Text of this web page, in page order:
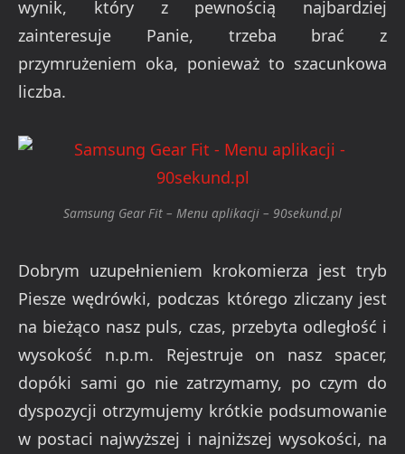
wynik, który z pewnością najbardziej
zainteresuje Panie, trzeba brać z
przymrużeniem oka, ponieważ to szacunkowa
liczba.
Samsung Gear Fit – Menu aplikacji – 90sekund.pl
Dobrym uzupełnieniem krokomierza jest tryb
Piesze wędrówki, podczas którego zliczany jest
na bieżąco nasz puls, czas, przebyta odległość i
wysokość n.p.m. Rejestruje on nasz spacer,
dopóki sami go nie zatrzymamy, po czym do
dyspozycji otrzymujemy krótkie podsumowanie
w postaci najwyższej i najniższej wysokości, na